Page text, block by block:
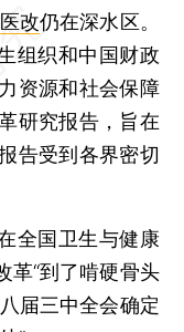
医改仍在深水区。
组织和中国财政
资源和社会保障
研究报告，旨在
告受到各界密切
国卫生与健康
革“到了啃硬骨头
届三中全会确定